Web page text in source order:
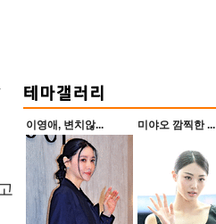
이영애, 변치않... 미야오 깜찍한 ...